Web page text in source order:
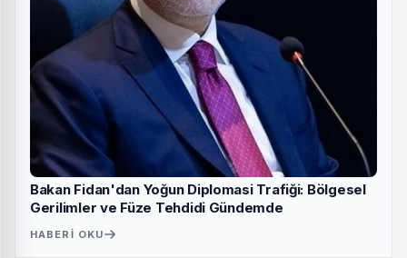
Bakan Fidan'dan Yoğun Diplomasi Trafiği: Bölgesel
Gerilimler ve Füze Tehdidi Gündemde
HABERI OKU